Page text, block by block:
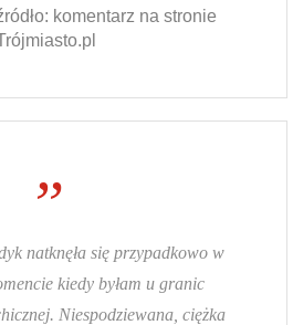
komentarz na stronie
”
natknęła się przypadkowo w
kiedy byłam u granic
Niespodziewana, ciężka